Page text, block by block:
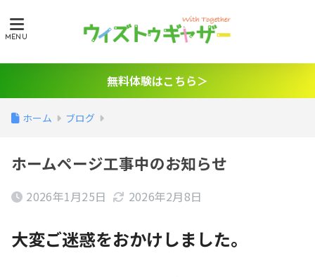
無料体験はこちら＞
ホーム ブログ
ホームページ工事中のお知らせ
2026年1月25日 2026年2月8日
大変ご迷惑をおかけしました。